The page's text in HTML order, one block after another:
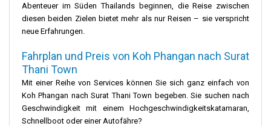
Abenteuer im Süden Thailands beginnen, die Reise zwischen
diesen beiden Zielen bietet mehr als nur Reisen – sie verspricht
neue Erfahrungen.
Fahrplan und Preis von Koh Phangan nach Surat
Thani Town
Mit einer Reihe von Services können Sie sich ganz einfach von
Koh Phangan nach Surat Thani Town begeben. Sie suchen nach
Geschwindigkeit mit einem Hochgeschwindigkeitskatamaran,
Schnellboot oder einer Autofähre?